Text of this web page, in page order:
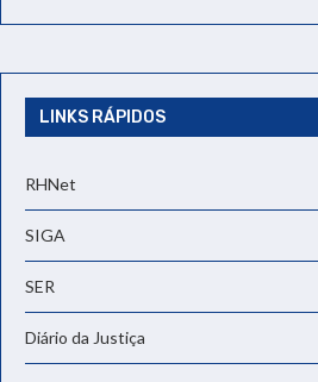
LINKS RÁPIDOS
RHNet
SIGA
SER
Diário da Justiça